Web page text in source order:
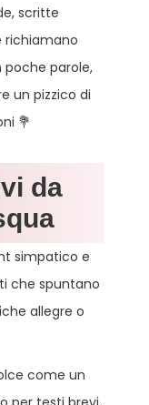
scritte
richiamano
poche parole,
un pizzico di
💐
da
simpatico e
che spuntano
allegre o
come un